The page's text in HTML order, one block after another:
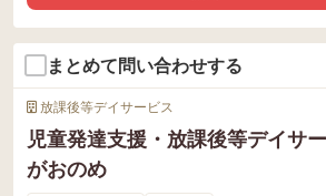
まとめて問い合わせする
放課後等デイサービス
児童発達支援・放課後等デイサ
がおのめ